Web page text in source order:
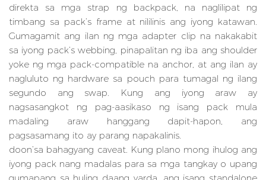
direkta sa mga strap ng backpack, na naglilipat ng
timbang sa pack’s frame at nililinis ang iyong katawan.
Gumagamit ang ilan ng mga adapter clip na nakakabit
sa iyong pack’s webbing, pinapalitan ng iba ang shoulder
yoke ng mga pack-compatible na anchor, at ang ilan ay
nagluluto ng hardware sa pouch para tumagal ng ilang
segundo ang swap. Kung ang iyong araw ay
nagsasangkot ng pag-aasikaso ng isang pack mula
madaling araw hanggang dapit-hapon, ang
pagsasamang ito ay parang napakalinis.
doon’sa bahagyang caveat. Kung plano mong ihulog ang
iyong pack nang madalas para sa mga tangkay o upang